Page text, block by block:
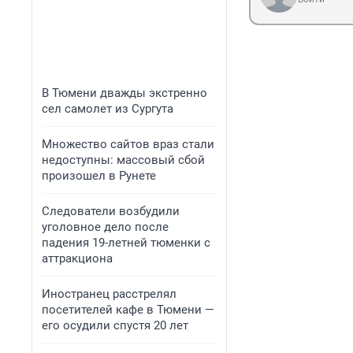
В Тюмени дважды экстренно
сел самолет из Сургута
Множество сайтов враз стали
недоступны: массовый сбой
произошел в Рунете
Следователи возбудили
уголовное дело после
падения 19-летней тюменки с
аттракциона
Иностранец расстрелял
посетителей кафе в Тюмени —
его осудили спустя 20 лет